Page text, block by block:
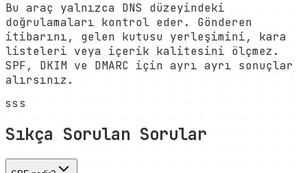
Bu araç yalnızca DNS düzeyindeki
doğrulamaları kontrol eder. Gönderen
itibarını, gelen kutusu yerleşimini, kara
listeleri veya içerik kalitesini ölçmez.
SPF, DKIM ve DMARC için ayrı ayrı sonuçlar
alırsınız.
SSS
Sıkça Sorulan Sorular